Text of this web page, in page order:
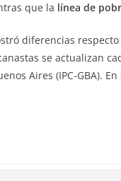
que la línea de
diferencias
se actualizan
Aires (IPC-GBA).